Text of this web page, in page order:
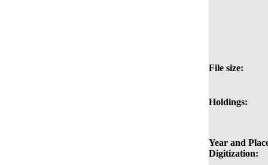
File size:
Holdings:
Year and
Digitization: